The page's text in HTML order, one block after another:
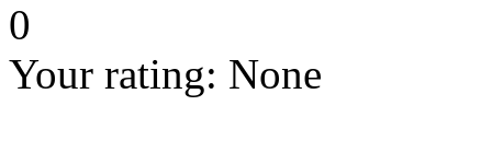
0
Your rating: None